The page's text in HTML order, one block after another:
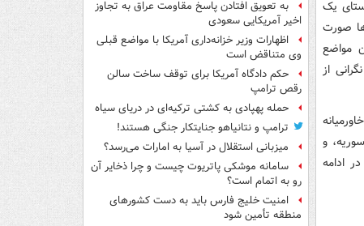
یک
صورت
مواضع
از
و
ادامه
به تعویق افتادن پاسخ مقاومت عراق به تجاوز
اخیر آمریکایی سعودی
اظهارات وزیر خزانه‌داری آمریکا با مواضع قبلی
وی متناقض است
حکم دادگاه آمریکا برای توقف ساخت سالن
رقص ترامپ
حمله پهپادی به کشتی ترکیه‌ای در دریای سیاه
ترامپ و نتانیاهو جنایتکار جنگی هستند!
میزبانی استقلال در آسیا به امارات می‌رسد؟
سامانه موشکی پاتریوت چیست و چرا ذخایر آن
رو به اتمام است؟
امنیت خلیج فارس باید به دست کشورهای
منطقه تأمین شود